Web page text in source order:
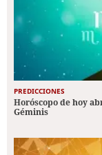
PREDICCIONES
Horóscopo de hoy
Géminis